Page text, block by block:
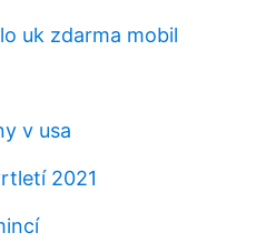
uk zdarma mobil
v usa
2021